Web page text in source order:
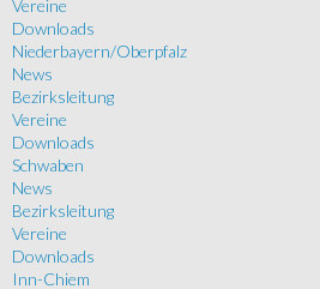
Vereine
Downloads
Niederbayern/Oberpfalz
News
Bezirksleitung
Vereine
Downloads
Schwaben
News
Bezirksleitung
Vereine
Downloads
Inn-Chiem